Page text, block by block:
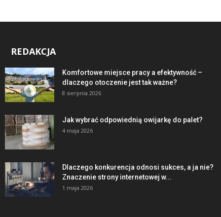
REDAKCJA
Komfortowe miejsce pracy a efektywność –
dlaczego otoczenie jest tak ważne?
8 sierpnia 2026
Jak wybrać odpowiednią owijarkę do palet?
4 maja 2026
Dlaczego konkurencja odnosi sukces, a ja nie?
Znaczenie strony internetowej w...
1 maja 2026